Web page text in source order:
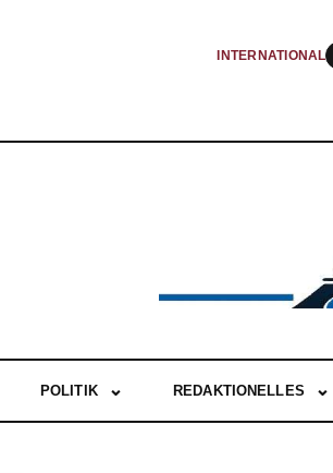
INTERNATIONAL
POLITIK REDAKTIONELLES